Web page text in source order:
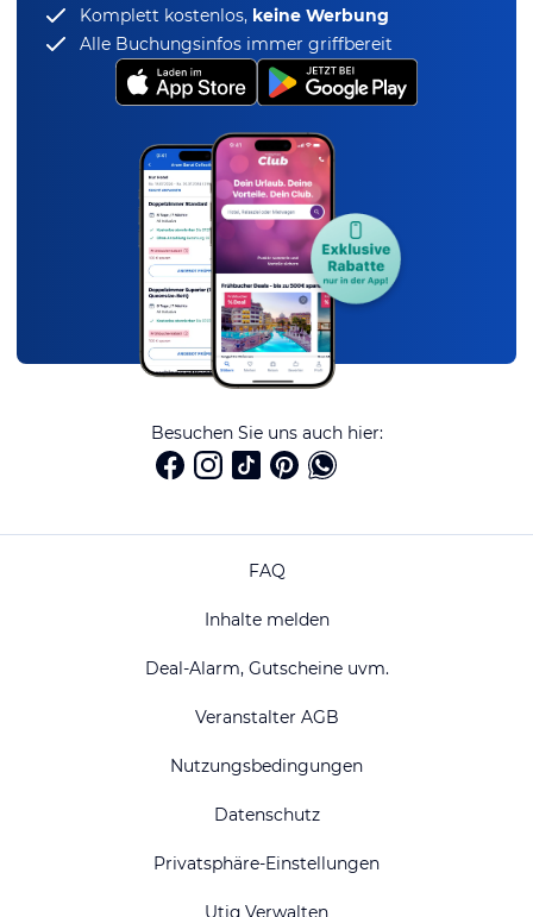
Komplett kostenlos, keine Werbung
Alle Buchungsinfos immer griffbereit
Besuchen Sie uns auch hier:
FAQ
Inhalte melden
Deal-Alarm, Gutscheine uvm.
Veranstalter AGB
Nutzungsbedingungen
Datenschutz
Privatsphäre-Einstellungen
Utiq Verwalten